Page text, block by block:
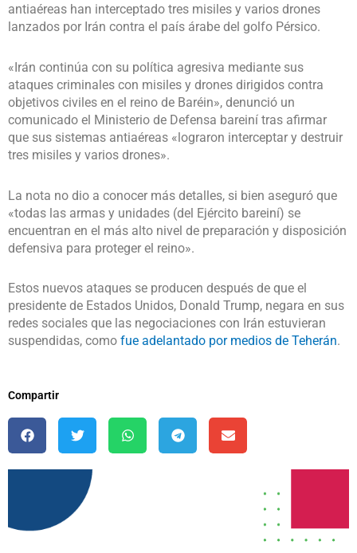
antiaéreas han interceptado tres misiles y varios drones
lanzados por Irán contra el país árabe del golfo Pérsico.
«Irán continúa con su política agresiva mediante sus
ataques criminales con misiles y drones dirigidos contra
objetivos civiles en el reino de Baréin», denunció un
comunicado el Ministerio de Defensa bareiní tras afirmar
que sus sistemas antiaéreas «lograron interceptar y destruir
tres misiles y varios drones».
La nota no dio a conocer más detalles, si bien aseguró que
«todas las armas y unidades (del Ejército bareiní) se
encuentran en el más alto nivel de preparación y disposición
defensiva para proteger el reino».
Estos nuevos ataques se producen después de que el
presidente de Estados Unidos, Donald Trump, negara en sus
redes sociales que las negociaciones con Irán estuvieran
suspendidas, como fue adelantado por medios de Teherán.
Compartir